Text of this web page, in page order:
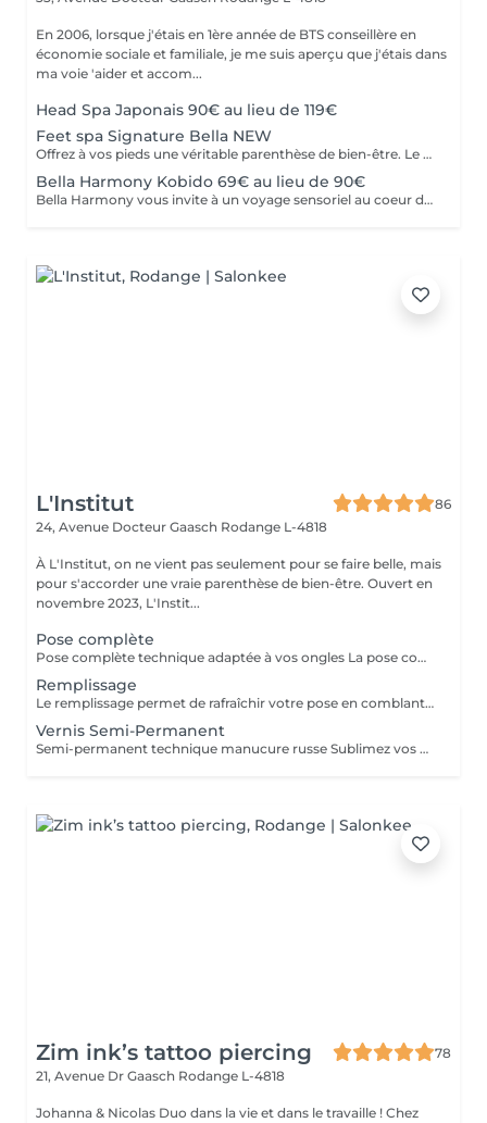
En 2006, lorsque j'étais en 1ère année de BTS conseillère en
économie sociale et familiale, je me suis aperçu que j'étais dans
ma voie 'aider et accom...
Head Spa Japonais 90€ au lieu de 119€
Feet spa Signature Bella NEW
Offrez à vos pieds une véritable parenthèse de bien-être. Le Feet Spa Signature Bella Linea est un rituel de relaxation de 45 minutes, réalisé avec notre appareil, spécialement adapté aux pieds. L'association de l'eau chaude, des jets relaxants et d'un massage expert procure une sensation immédiate de légèreté tout en prenant soin de votre peau. Le déroulement du soin -Nettoyage et préparation des pieds -Bain relaxant avec jets d'eau -Gommage exfoliant pour éliminer les cellules mortes -Soin anti-callosités ciblé -Massage relaxant des pieds -Hydratation intense pour une peau douce et nourrie. Les bienfaits -Soulage les pieds fatigués -Diminue les sensations de lourdeur -Adoucit les callosités -Hydrate intensément la peau -Favorise la détente et réduit le stress Laisse les pieds doux et sublimés Que vous passiez vos journées debout, que vous pratiquiez une activité sportive ou que vous souhaitiez simplement vous accorder un moment pour vous, le Feet Spa Signature est le soin idéal pour retrouver des pieds légers et parfaitement entretenus.
Bella Harmony Kobido 69€ au lieu de 90€
Bella Harmony vous invite à un voyage sensoriel au coeur de l'art ancestral du Kobido. Ce massage japonais du visage associe une gestuelle précise et rythmée à des mouvements délicats qui stimulent la circulation sanguine et énergétique, raffermissent les tissus et redonnent éclat au teint. Au-delà de son action anti-âge visible, il procure une profonde sensation de bien-être : Tonifie les muscles du visage et redessine les contours Stimule la circulation et l'éclat naturel de la peau Lisse les traits et atténue les signes de fatigue Apporte sérénité et détente intérieure. Un soin d'exception qui conjugue beauté et harmonie, pour préserver l'éclat et la jeunesse du visage de manière naturelle
L'Institut
86
24, Avenue Docteur Gaasch Rodange L-4818
À L'Institut, on ne vient pas seulement pour se faire belle, mais
pour s'accorder une vraie parenthèse de bien-être. Ouvert en
novembre 2023, L'Instit...
Pose complète
Pose complète technique adaptée à vos ongles La pose complète permet de rallonger et restructurer vos ongles pour un résultat soigné, fin et naturel. Nous choisissons la technique la plus adaptée à vos ongles : chablon ou pop-it, selon leur forme et leur solidité. Inclut : préparation de l'ongle, extension, mise en forme, couleur ou finition au choix. Durée : environ 1h30
Remplissage
Le remplissage permet de rafraîchir votre pose en comblant la repousse naturelle de l'ongle, tout en redonnant forme, solidité et éclat à vos mains. Adapté pour les poses en gel ou acrygel déjà réalisées à l'institut (environ toutes les 3 à 4 semaines). Inclut : limage, ponçage, restructuration, couleur ou finition au choix. Durée : environ 1h30
Vernis Semi-Permanent
Semi-permanent technique manucure russe Sublimez vos ongles avec notre manucure russe, une technique professionnelle qui offre un résultat ultra-précis et durable. Cette prestation inclut : Soin complet des ongles et cuticules Limage et préparation minutieuse Application du semi-permanent pour un rendu net et élégant Résultat impeccable : la repousse n'est pas visible pendant 10 jours Durée : 45 minutes
Zim ink’s tattoo piercing
78
21, Avenue Dr Gaasch Rodange L-4818
Johanna & Nicolas Duo dans la vie et dans le travaille ! Chez